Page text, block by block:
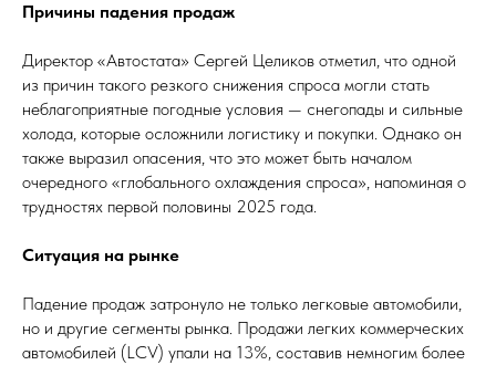
Причины падения продаж
Директор «Автостата» Сергей Целиков отметил, что одной
из причин такого резкого снижения спроса могли стать
неблагоприятные погодные условия — снегопады и сильные
холода, которые осложнили логистику и покупки. Однако он
также выразил опасения, что это может быть началом
очередного «глобального охлаждения спроса», напоминая о
трудностях первой половины 2025 года.
Ситуация на рынке
Падение продаж затронуло не только легковые автомобили,
но и другие сегменты рынка. Продажи легких коммерческих
автомобилей (LCV) упали на 13%, составив немногим более